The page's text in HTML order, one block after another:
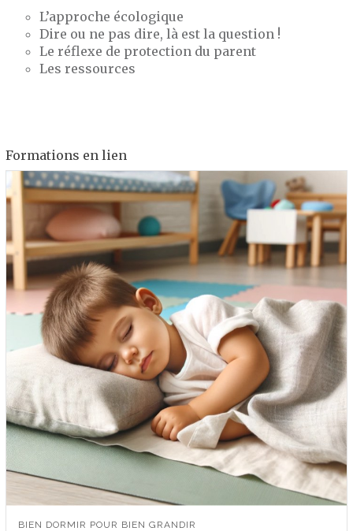
L’approche écologique
Dire ou ne pas dire, là est la question !
Le réflexe de protection du parent
Les ressources
Formations en lien
BIEN DORMIR POUR BIEN GRANDIR